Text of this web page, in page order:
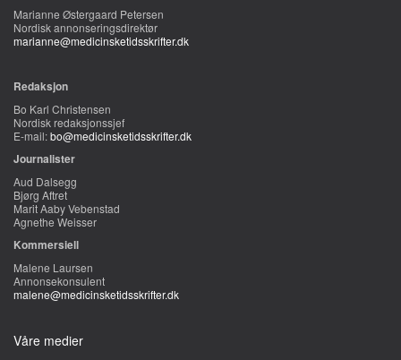
Marianne Østergaard Petersen
Nordisk annonseringsdirektør
marianne@medicinsketidsskrifter.dk
Redaksjon
Bo Karl Christensen
Nordisk redaksjonssjef
E-mail:bo@medicinsketidsskrifter.dk
Journalister
Aud Dalsegg
Bjørg Aftret
Marit Aaby Vebenstad
Agnethe Weisser
Kommersiell
Malene Laursen
Annonsekonsulent
malene@medicinsketidsskrifter.dk
Våre medier